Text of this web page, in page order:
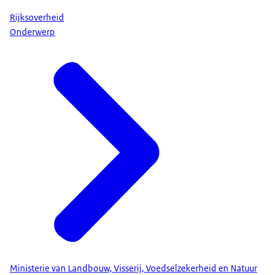
Rijksoverheid
Onderwerp
Ministerie van Landbouw, Visserij, Voedselzekerheid en Natuur